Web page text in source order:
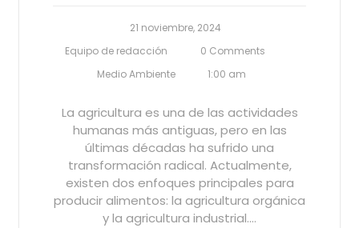
21 noviembre, 2024
Equipo de redacción
0 Comments
Medio Ambiente
1:00 am
La agricultura es una de las actividades
humanas más antiguas, pero en las
últimas décadas ha sufrido una
transformación radical. Actualmente,
existen dos enfoques principales para
producir alimentos: la agricultura orgánica
y la agricultura industrial.…